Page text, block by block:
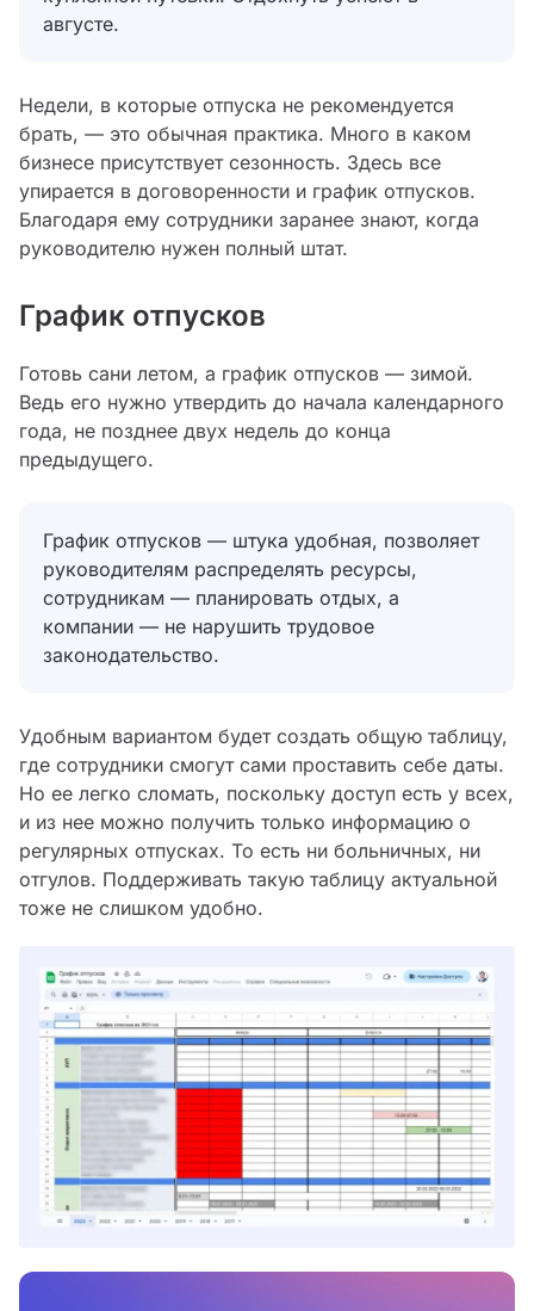
августе.
Недели, в которые отпуска не рекомендуется
брать, — это обычная практика. Много в каком
бизнесе присутствует сезонность. Здесь все
упирается в договоренности и график отпусков.
Благодаря ему сотрудники заранее знают, когда
руководителю нужен полный штат.
График отпусков
Готовь сани летом, а график отпусков — зимой.
Ведь его нужно утвердить до начала календарного
года, не позднее двух недель до конца
предыдущего.
График отпусков — штука удобная, позволяет
руководителям распределять ресурсы,
сотрудникам — планировать отдых, а
компании — не нарушить трудовое
законодательство.
Удобным вариантом будет создать общую таблицу,
где сотрудники смогут сами проставить себе даты.
Но ее легко сломать, поскольку доступ есть у всех,
и из нее можно получить только информацию о
регулярных отпусках. То есть ни больничных, ни
отгулов. Поддерживать такую таблицу актуальной
тоже не слишком удобно.